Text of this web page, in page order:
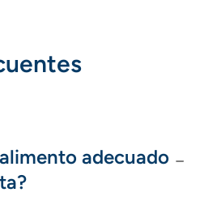
adecuado